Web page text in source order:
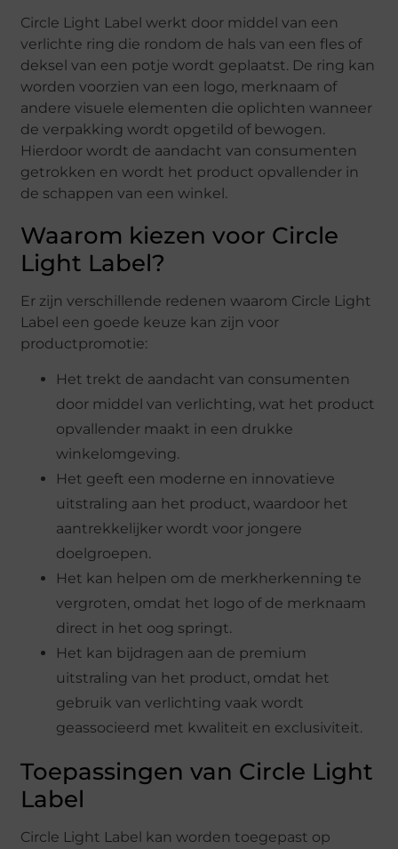
Circle Light Label werkt door middel van een
verlichte ring die rondom de hals van een fles of
deksel van een potje wordt geplaatst. De ring kan
worden voorzien van een logo, merknaam of
andere visuele elementen die oplichten wanneer
de verpakking wordt opgetild of bewogen.
Hierdoor wordt de aandacht van consumenten
getrokken en wordt het product opvallender in
de schappen van een winkel.
Waarom kiezen voor Circle
Light Label?
Er zijn verschillende redenen waarom Circle Light
Label een goede keuze kan zijn voor
productpromotie:
Het trekt de aandacht van consumenten
door middel van verlichting, wat het product
opvallender maakt in een drukke
winkelomgeving.
Het geeft een moderne en innovatieve
uitstraling aan het product, waardoor het
aantrekkelijker wordt voor jongere
doelgroepen.
Het kan helpen om de merkherkenning te
vergroten, omdat het logo of de merknaam
direct in het oog springt.
Het kan bijdragen aan de premium
uitstraling van het product, omdat het
gebruik van verlichting vaak wordt
geassocieerd met kwaliteit en exclusiviteit.
Toepassingen van Circle Light
Label
Circle Light Label kan worden toegepast op